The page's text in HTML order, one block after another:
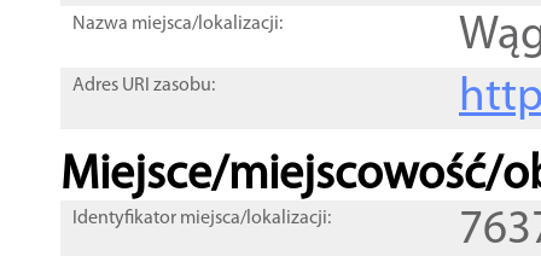
Nazwa miejsca/lokalizacji:
Adres URI zasobu:
Miejsce/miejscowość/
Identyfikator miejsca/lokalizacji: